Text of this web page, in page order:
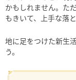
かもしれません。た
もきいて、上手な落
地に足をつけた新生
う。